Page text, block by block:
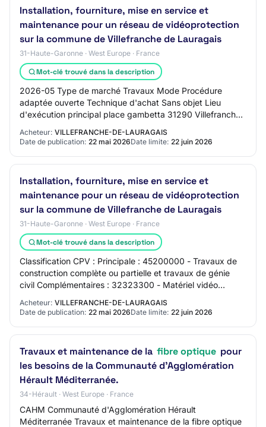
Installation, fourniture, mise en service et
maintenance pour un réseau de vidéoprotection
sur la commune de Villefranche de Lauragais
31-Haute-Garonne · West Europe · France
Mot-clé trouvé dans la description
2026-05 Type de marché Travaux Mode Procédure
adaptée ouverte Technique d'achat Sans objet Lieu
d'exécution principal place gambetta 31290 Villefranche
Acheteur: VILLEFRANCHE-DE-LAURAGAIS
Date de publication: 22 mai 2026Date limite: 22 juin 2026
Installation, fourniture, mise en service et
maintenance pour un réseau de vidéoprotection
sur la commune de Villefranche de Lauragais
31-Haute-Garonne · West Europe · France
Mot-clé trouvé dans la description
Classification CPV : Principale : 45200000 - Travaux de
construction complète ou partielle et travaux de génie
civil Complémentaires : 32323300 - Matériel vidéo
Acheteur: VILLEFRANCHE-DE-LAURAGAIS
Date de publication: 22 mai 2026Date limite: 22 juin 2026
Travaux et maintenance de la fibre optique pour
les besoins de la Communauté d'Agglomération
Hérault Méditerranée.
34-Hérault · West Europe · France
CAHM Communauté d'Agglomération Hérault
Méditerranée Travaux et maintenance de la fibre optique